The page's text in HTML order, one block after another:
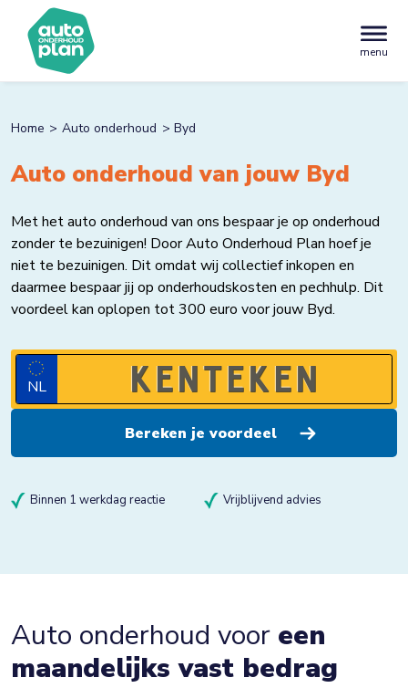
menu
Home Auto onderhoud Byd
Auto onderhoud van jouw Byd
Met het auto onderhoud van ons bespaar je op onderhoud
zonder te bezuinigen! Door Auto Onderhoud Plan hoef je
niet te bezuinigen. Dit omdat wij collectief inkopen en
daarmee bespaar jij op onderhoudskosten en pechhulp. Dit
voordeel kan oplopen tot 300 euro voor jouw Byd.
NL
Binnen 1 werkdag reactie Vrijblijvend advies
Auto onderhoud voor een
maandelijks vast bedrag